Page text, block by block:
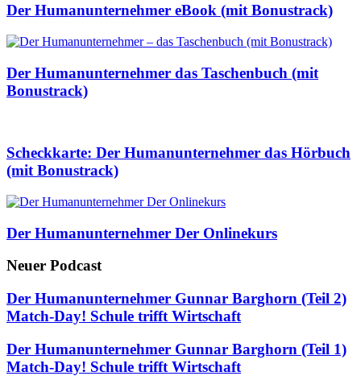
Der Humanunternehmer eBook (mit Bonustrack)
Der Humanunternehmer das Taschenbuch (mit
Bonustrack)
Scheckkarte: Der Humanunternehmer das Hörbuch
(mit Bonustrack)
Der Humanunternehmer Der Onlinekurs
Neuer Podcast
Der Humanunternehmer Gunnar Barghorn (Teil 2)
Match-Day! Schule trifft Wirtschaft
Der Humanunternehmer Gunnar Barghorn (Teil 1)
Match-Day! Schule trifft Wirtschaft